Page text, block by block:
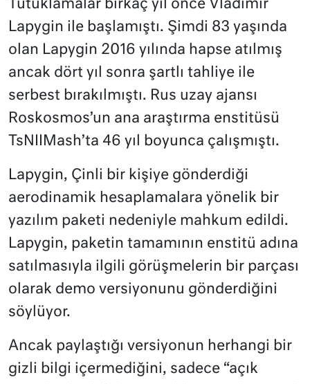
Tutuklamalar birkaç yıl önce Vladimir
Lapygin ile başlamıştı. Şimdi 83 yaşında
olan Lapygin 2016 yılında hapse atılmış
ancak dört yıl sonra şartlı tahliye ile
serbest bırakılmıştı. Rus uzay ajansı
Roskosmos’un ana araştırma enstitüsü
TsNIIMash’ta 46 yıl boyunca çalışmıştı.
Lapygin, Çinli bir kişiye gönderdiği
aerodinamik hesaplamalara yönelik bir
yazılım paketi nedeniyle mahkum edildi.
Lapygin, paketin tamamının enstitü adına
satılmasıyla ilgili görüşmelerin bir parçası
olarak demo versiyonunu gönderdiğini
söylüyor.
Ancak paylaştığı versiyonun herhangi bir
gizli bilgi içermediğini, sadece “açık